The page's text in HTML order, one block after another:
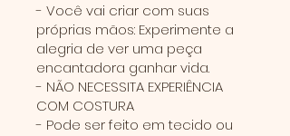
- Você vai criar com suas
próprias mãos: Experimente a
alegria de ver uma peça
encantadora ganhar vida.
- NÃO NECESSITA EXPERIÊNCIA
COM COSTURA
- Pode ser feito em tecido ou